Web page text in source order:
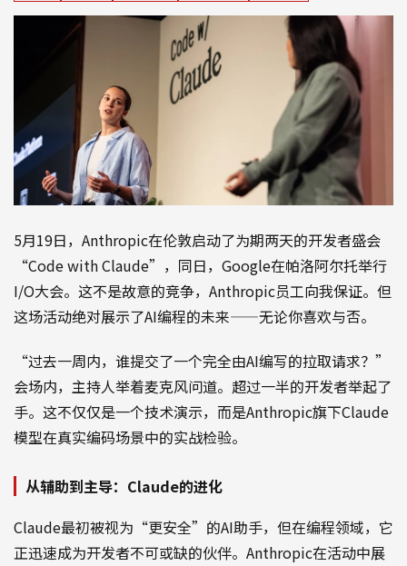
5月19日，Anthropic在伦敦启动了为期两天的开发者盛会
“Code with Claude”，同日，Google在帕洛阿尔托举行
I/O大会。这不是故意的竞争，Anthropic员工向我保证。但
这场活动绝对展示了AI编程的未来——无论你喜欢与否。
“过去一周内，谁提交了一个完全由AI编写的拉取请求？”
会场内，主持人举着麦克风问道。超过一半的开发者举起了
手。这不仅仅是一个技术演示，而是Anthropic旗下Claude
模型在真实编码场景中的实战检验。
从辅助到主导：Claude的进化
Claude最初被视为“更安全”的AI助手，但在编程领域，它
正迅速成为开发者不可或缺的伙伴。Anthropic在活动中展